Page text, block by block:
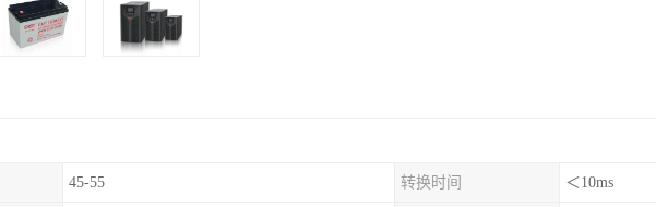
45-55 转换时间 ＜10ms